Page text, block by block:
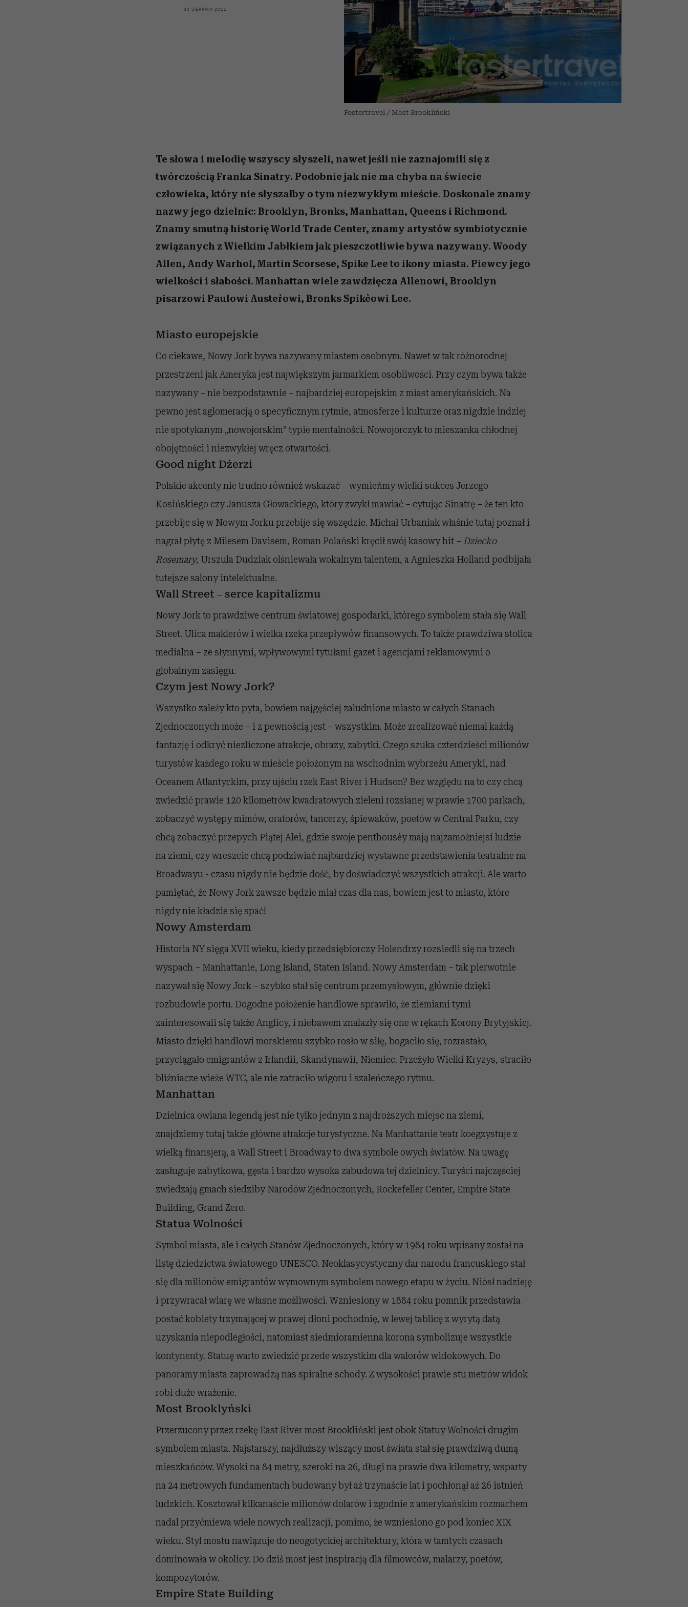
najbardziej pożądane
ubrania i marki sezonu
odc. 7]
30 SIERPNIA 2011
Fostertravel / Most Brookliński
Te słowa i melodię wszyscy słyszeli, nawet jeśli nie zaznajomili się z
twórczością Franka Sinatry. Podobnie jak nie ma chyba na świecie
człowieka, który nie słyszałby o tym niezwykłym mieście. Doskonale znamy
nazwy jego dzielnic: Brooklyn, Bronks, Manhattan, Queens i Richmond.
Znamy smutną historię World Trade Center, znamy artystów symbiotycznie
związanych z Wielkim Jabłkiem jak pieszczotliwie bywa nazywany. Woody
Allen, Andy Warhol, Martin Scorsese, Spike Lee to ikony miasta. Piewcy jego
wielkości i słabości. Manhattan wiele zawdzięcza Allenowi, Brooklyn
pisarzowi Paulowi Auster`owi, Bronks Spike`owi Lee.
Miasto europejskie
Co ciekawe, Nowy Jork bywa nazywany miastem osobnym. Nawet w tak różnorodnej
przestrzeni jak Ameryka jest największym jarmarkiem osobliwości. Przy czym bywa także
nazywany – nie bezpodstawnie – najbardziej europejskim z miast amerykańskich. Na
pewno jest aglomeracją o specyficznym rytmie, atmosferze i kulturze oraz nigdzie indziej
nie spotykanym „nowojorskim” typie mentalności. Nowojorczyk to mieszanka chłodnej
obojętności i niezwykłej wręcz otwartości.
Good night Dżerzi
Polskie akcenty nie trudno również wskazać – wymieńmy wielki sukces Jerzego
Kosińskiego czy Janusza Głowackiego, który zwykł mawiać – cytując Sinatrę – że ten kto
przebije się w Nowym Jorku przebije się wszędzie. Michał Urbaniak właśnie tutaj poznał i
nagrał płytę z Milesem Davisem, Roman Polański kręcił swój kasowy hit – Dziecko
Rosemary, Urszula Dudziak olśniewała wokalnym talentem, a Agnieszka Holland podbijała
tutejsze salony intelektualne.
Wall Street – serce kapitalizmu
Nowy Jork to prawdziwe centrum światowej gospodarki, którego symbolem stała się Wall
Street. Ulica maklerów i wielka rzeka przepływów finansowych. To także prawdziwa stolica
medialna – ze słynnymi, wpływowymi tytułami gazet i agencjami reklamowymi o
globalnym zasięgu.
Czym jest Nowy Jork?
Wszystko zależy kto pyta, bowiem najgęściej zaludnione miasto w całych Stanach
Zjednoczonych może – i z pewnością jest – wszystkim. Może zrealizować niemal każdą
fantazję i odkryć niezliczone atrakcje, obrazy, zabytki. Czego szuka czterdzieści milionów
turystów każdego roku w mieście położonym na wschodnim wybrzeżu Ameryki, nad
Oceanem Atlantyckim, przy ujściu rzek East River i Hudson? Bez względu na to czy chcą
zwiedzić prawie 120 kilometrów kwadratowych zieleni rozsianej w prawie 1700 parkach,
zobaczyć występy mimów, oratorów, tancerzy, śpiewaków, poetów w Central Parku, czy
chcą zobaczyć przepych Piątej Alei, gdzie swoje penthouse`y mają najzamożniejsi ludzie
na ziemi, czy wreszcie chcą podziwiać najbardziej wystawne przedstawienia teatralne na
Broadwayu - czasu nigdy nie będzie dość, by doświadczyć wszystkich atrakcji. Ale warto
pamiętać, że Nowy Jork zawsze będzie miał czas dla nas, bowiem jest to miasto, które
nigdy nie kładzie się spać!
Nowy Amsterdam
Historia NY sięga XVII wieku, kiedy przedsiębiorczy Holendrzy rozsiedli się na trzech
wyspach – Manhattanie, Long Island, Staten Island. Nowy Amsterdam – tak pierwotnie
nazywał się Nowy Jork – szybko stał się centrum przemysłowym, głównie dzięki
rozbudowie portu. Dogodne położenie handlowe sprawiło, że ziemiami tymi
zainteresowali się także Anglicy, i niebawem znalazły się one w rękach Korony Brytyjskiej.
Miasto dzięki handlowi morskiemu szybko rosło w siłę, bogaciło się, rozrastało,
przyciągało emigrantów z Irlandii, Skandynawii, Niemiec. Przeżyło Wielki Kryzys, straciło
bliźniacze wieże WTC, ale nie zatraciło wigoru i szaleńczego rytmu.
Manhattan
Dzielnica owiana legendą jest nie tylko jednym z najdroższych miejsc na ziemi,
znajdziemy tutaj także główne atrakcje turystyczne. Na Manhattanie teatr koegzystuje z
wielką finansjerą, a Wall Street i Broadway to dwa symbole owych światów. Na uwagę
zasługuje zabytkowa, gęsta i bardzo wysoka zabudowa tej dzielnicy. Turyści najczęściej
zwiedzają gmach siedziby Narodów Zjednoczonych, Rockefeller Center, Empire State
Building, Grand Zero.
Statua Wolności
Symbol miasta, ale i całych Stanów Zjednoczonych, który w 1984 roku wpisany został na
listę dziedzictwa światowego UNESCO. Neoklasycystyczny dar narodu francuskiego stał
się dla milionów emigrantów wymownym symbolem nowego etapu w życiu. Niósł nadzieję
i przywracał wiarę we własne możliwości. Wzniesiony w 1884 roku pomnik przedstawia
postać kobiety trzymającej w prawej dłoni pochodnię, w lewej tablicę z wyrytą datą
uzyskania niepodległości, natomiast siedmioramienna korona symbolizuje wszystkie
kontynenty. Statuę warto zwiedzić przede wszystkim dla walorów widokowych. Do
panoramy miasta zaprowadzą nas spiralne schody. Z wysokości prawie stu metrów widok
robi duże wrażenie.
Most Brooklyński
Przerzucony przez rzekę East River most Brookliński jest obok Statuy Wolności drugim
symbolem miasta. Najstarszy, najdłuższy wiszący most świata stał się prawdziwą dumą
mieszkańców. Wysoki na 84 metry, szeroki na 26, długi na prawie dwa kilometry, wsparty
na 24 metrowych fundamentach budowany był aż trzynaście lat i pochłonął aż 26 istnień
ludzkich. Kosztował kilkanaście milionów dolarów i zgodnie z amerykańskim rozmachem
nadal przyćmiewa wiele nowych realizacji, pomimo, że wzniesiono go pod koniec XIX
wieku. Styl mostu nawiązuje do neogotyckiej architektury, która w tamtych czasach
dominowała w okolicy. Do dziś most jest inspiracją dla filmowców, malarzy, poetów,
kompozytorów.
Empire State Building